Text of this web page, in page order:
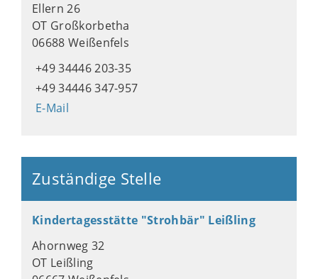
Ellern 26
OT Großkorbetha
06688 Weißenfels
+49 34446 203-35
+49 34446 347-957
E-Mail
Zuständige Stelle
Kindertagesstätte "Strohbär" Leißling
Ahornweg 32
OT Leißling